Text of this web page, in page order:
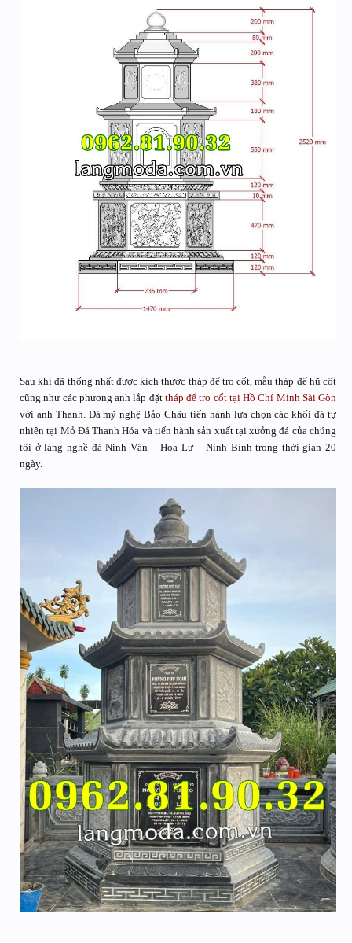
Sau khi đã thống nhất được kích thước tháp để tro cốt, mẫu tháp để hũ cốt
cũng như các phương anh lắp đặt tháp để tro cốt tại Hồ Chí Minh Sài Gòn
với anh Thanh. Đá mỹ nghệ Bảo Châu tiến hành lựa chọn các khối đá tự
nhiên tại Mỏ Đá Thanh Hóa và tiến hành sản xuất tại xưởng đá của chúng
tôi ở làng nghề đá Ninh Vân – Hoa Lư – Ninh Bình trong thời gian 20
ngày.